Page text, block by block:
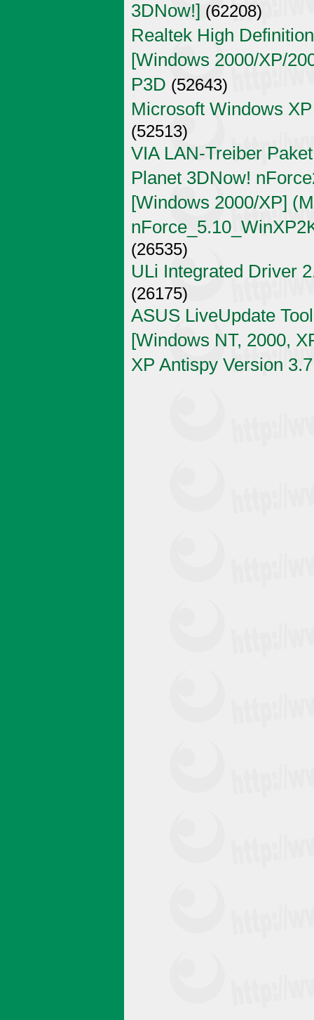
3DNow!] (62208)
Realtek High
[Windows 2000/XP/
P3D (52643)
Microsoft Windows
(52513)
VIA LAN-Treiber
Planet 3DNow!
[Windows 2000/XP]
(26535)
ULi Integrated Driver
(26175)
ASUS LiveUpdate
[Windows NT, 2000,
XP Antispy Version